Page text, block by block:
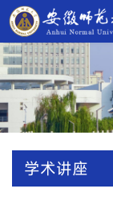
学术讲座